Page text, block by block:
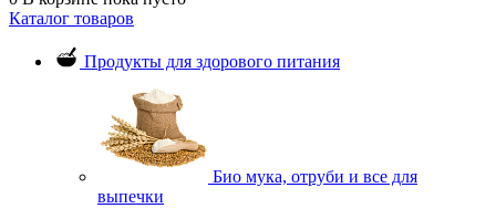
Каталог товаров
Продукты для здорового питания
Био мука, отруби и все для
выпечки